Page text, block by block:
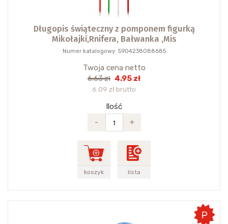
Długopis świąteczny z pomponem figurką
Mikołajki,Rnifera, Bałwanka ,Mis
Numer katalogowy: 5904238088685
Twoja cena netto
6.63 zł 4.95 zł
6.09 zł brutto
Ilość
-
+
koszyk lista